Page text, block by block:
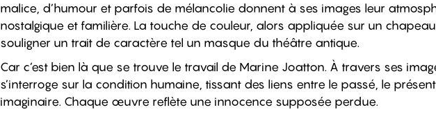
malice, d’humour et parfois de mélancolie donnent à ses images leur
nostalgique et familière. La touche de couleur, alors appliquée sur un
souligner un trait de caractère tel un masque du théâtre antique.
Car c’est bien là que se trouve le travail de Marine Joatton. À travers ses
s’interroge sur la condition humaine, tissant des liens entre le passé, le
imaginaire. Chaque œuvre reflète une innocence supposée perdue.